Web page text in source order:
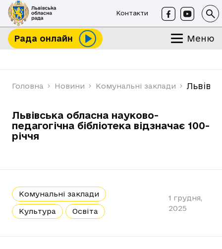
Контакти
Рада онлайн Меню
Головна Новини Комунальні заклади
Львівська обласна науково-
педагогічна бібліотека відзначає 100-
річчя
Комунальні заклади
Культура Освіта
1 грудня,
2025